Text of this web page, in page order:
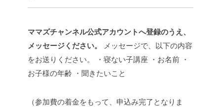
ママズチャンネル公式アカウントへ登録のうえ、
メッセージください。
メッセージで、以下の内容
をお送りください。
・寝ない子講座 ・お名前 ・
お子様の年齢 ・聞きたいこと
（参加費の着金をもって、申込み完了となりま